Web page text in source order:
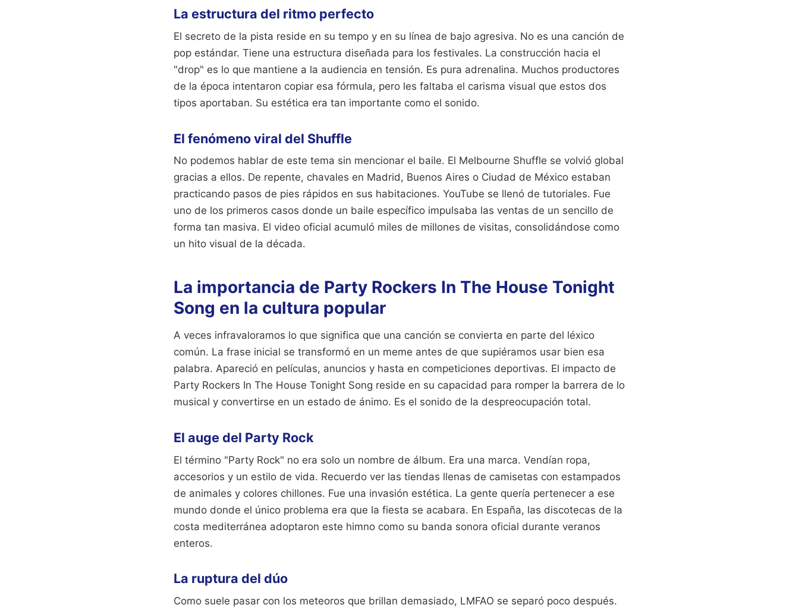
La estructura del ritmo perfecto
El secreto de la pista reside en su tempo y en su línea de bajo agresiva. No es una canción de
pop estándar. Tiene una estructura diseñada para los festivales. La construcción hacia el
"drop" es lo que mantiene a la audiencia en tensión. Es pura adrenalina. Muchos productores
de la época intentaron copiar esa fórmula, pero les faltaba el carisma visual que estos dos
tipos aportaban. Su estética era tan importante como el sonido.
El fenómeno viral del Shuffle
No podemos hablar de este tema sin mencionar el baile. El Melbourne Shuffle se volvió global
gracias a ellos. De repente, chavales en Madrid, Buenos Aires o Ciudad de México estaban
practicando pasos de pies rápidos en sus habitaciones. YouTube se llenó de tutoriales. Fue
uno de los primeros casos donde un baile específico impulsaba las ventas de un sencillo de
forma tan masiva. El video oficial acumuló miles de millones de visitas, consolidándose como
un hito visual de la década.
La importancia de Party Rockers In The House Tonight
Song en la cultura popular
A veces infravaloramos lo que significa que una canción se convierta en parte del léxico
común. La frase inicial se transformó en un meme antes de que supiéramos usar bien esa
palabra. Apareció en películas, anuncios y hasta en competiciones deportivas. El impacto de
Party Rockers In The House Tonight Song reside en su capacidad para romper la barrera de lo
musical y convertirse en un estado de ánimo. Es el sonido de la despreocupación total.
El auge del Party Rock
El término "Party Rock" no era solo un nombre de álbum. Era una marca. Vendían ropa,
accesorios y un estilo de vida. Recuerdo ver las tiendas llenas de camisetas con estampados
de animales y colores chillones. Fue una invasión estética. La gente quería pertenecer a ese
mundo donde el único problema era que la fiesta se acabara. En España, las discotecas de la
costa mediterránea adoptaron este himno como su banda sonora oficial durante veranos
enteros.
La ruptura del dúo
Como suele pasar con los meteoros que brillan demasiado, LMFAO se separó poco después.